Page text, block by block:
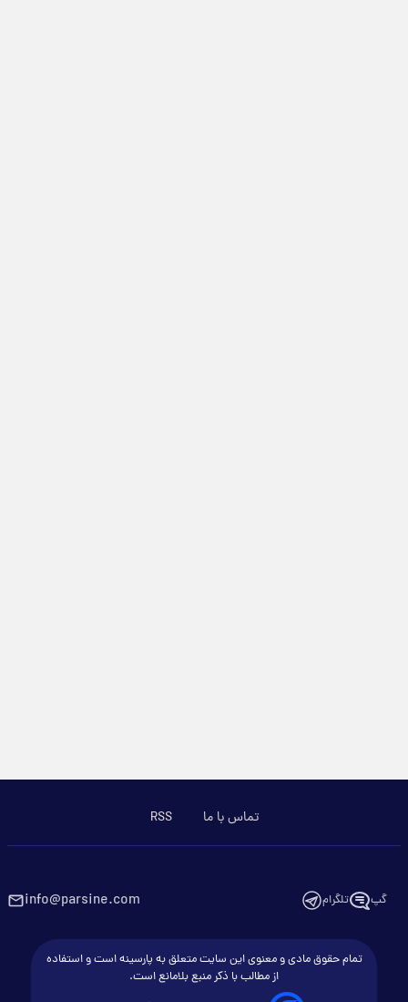
تماس با ما RSS
گپ تلگرام info@parsine.com
تمام حقوق مادی و معنوی این سایت متعلق به پارسینه است و استفاده
از مطالب با ذکر منبع بلامانع است.